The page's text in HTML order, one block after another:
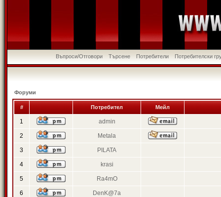
Въпроси/Отговори Търсене Потребители Потребителски
Форуми
# Потребител Мейл
1 admin
2 Metala
3 PILATA
4 krasi
5 Ra4mO
6 DenK@7a